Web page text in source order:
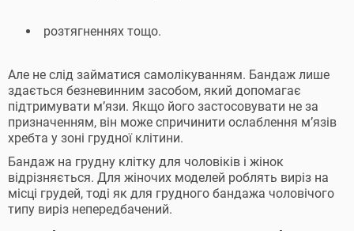
розтягненнях тощо.
Але не слід займатися самолікуванням. Бандаж лише
здається безневинним засобом, який допомагає
підтримувати м’язи. Якщо його застосовувати не за
призначенням, він може спричинити ослаблення м’язів
хребта у зоні грудної клітини.
Бандаж на грудну клітку для чоловіків і жінок
відрізняється. Для жіночих моделей роблять виріз на
місці грудей, тоді як для грудного бандажа чоловічого
типу виріз непередбачений.